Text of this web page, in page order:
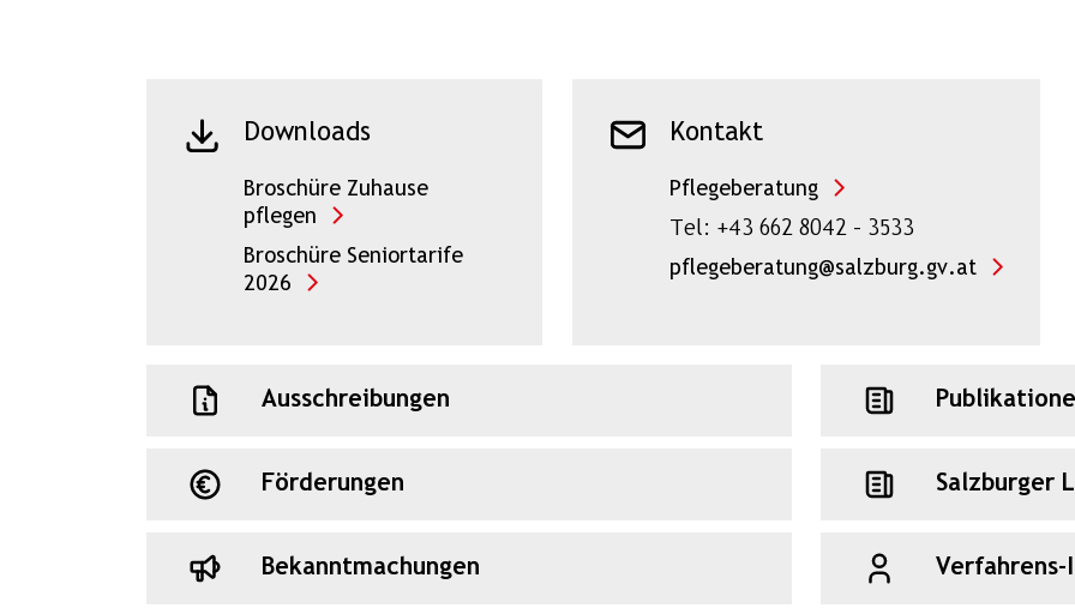
Downloads
Broschüre Zuhause
pflegen
Broschüre Seniortarife
2026
Kontakt
Pflegeberatung
Tel: +43 662 8042 – 3533
pflegeberatung@salzburg.gv.at
Ausschreibungen
Förderungen
Bekanntmachungen
Salzburger
Verfahrens-